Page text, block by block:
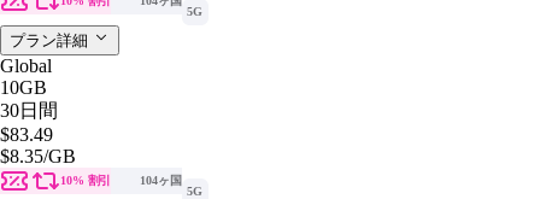
5G
プラン詳細
Global
10GB
30日間
$83.49
$8.35/GB
10% 割引
104ヶ国
5G